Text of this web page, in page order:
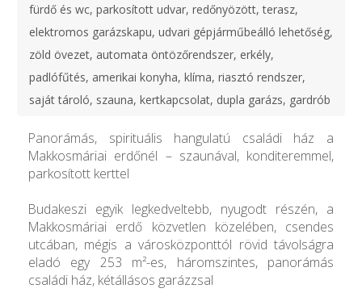
fürdő és wc, parkosított udvar, redőnyözött, terasz,
elektromos garázskapu, udvari gépjárműbeálló lehetőség,
zöld övezet, automata öntözőrendszer, erkély,
padlófűtés, amerikai konyha, klíma, riasztó rendszer,
saját tároló, szauna, kertkapcsolat, dupla garázs, gardrób
Panorámás, spirituális hangulatú családi ház a
Makkosmáriai erdőnél – szaunával, konditeremmel,
parkosított kerttel
Budakeszi egyik legkedveltebb, nyugodt részén, a
Makkosmáriai erdő közvetlen közelében, csendes
utcában, mégis a városközponttól rövid távolságra
eladó egy 253 m²-es, háromszintes, panorámás
családi ház, kétállásos garázzsal